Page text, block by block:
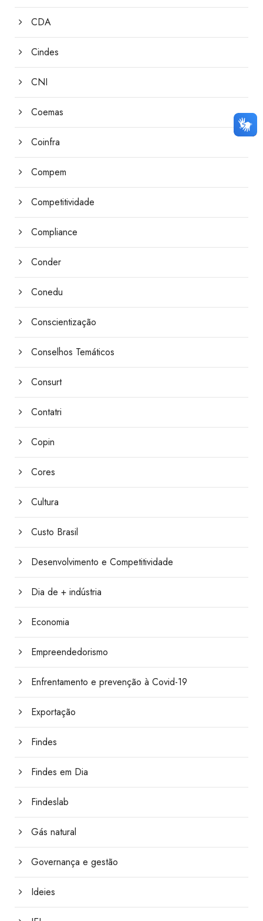
CDA
Cindes
CNI
Coemas
Coinfra
Compem
Competitividade
Compliance
Conder
Conedu
Conscientização
Conselhos Temáticos
Consurt
Contatri
Copin
Cores
Cultura
Custo Brasil
Desenvolvimento e Competitividade
Dia de + indústria
Economia
Empreendedorismo
Enfrentamento e prevenção à Covid-19
Exportação
Findes
Findes em Dia
Findeslab
Gás natural
Governança e gestão
Ideies